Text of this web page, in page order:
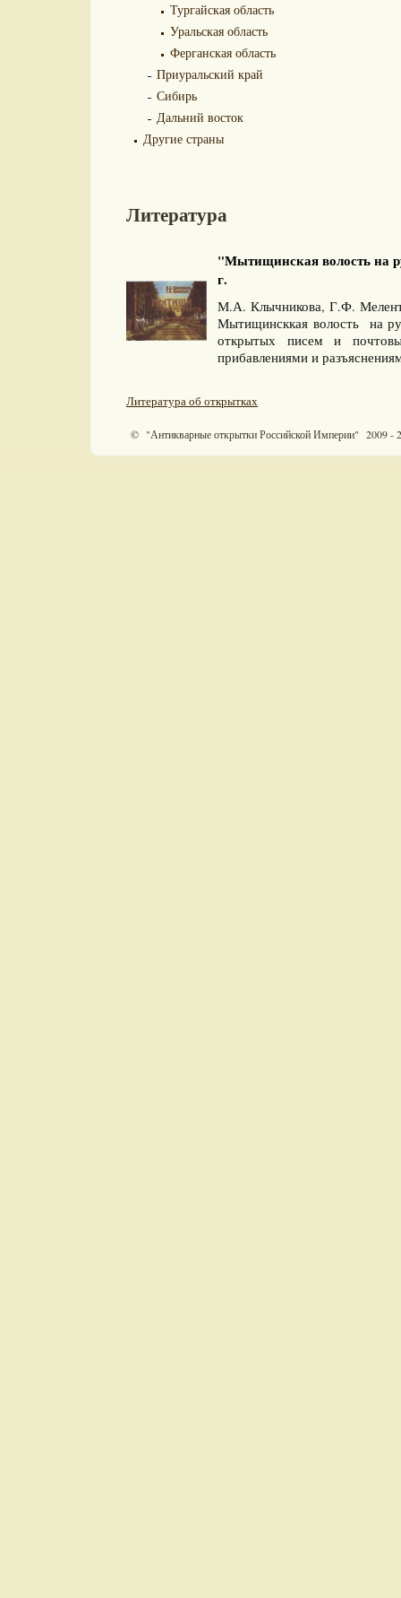
Тургайская область
Уральская область
Ферганская область
Приуральский край
Сибирь
Дальний восток
Другие страны
Литература
"Мытищинская волость на
г.
М.А. Клычникова, Г.Ф.
Мытищинсккая волость на
открытых писем и
прибавлениями и
Литература об открытках
© "Антикварные открытки Российской Империи" 2009 -